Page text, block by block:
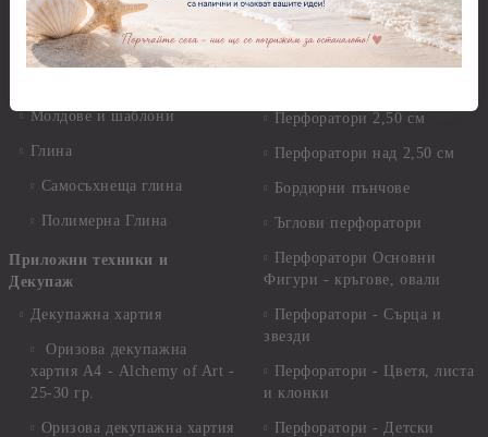
глина и полирезин
Пластични елементи
Молдове и шаблони
Глина
Самосъхнеща глина
Полимерна Глина
Приложни техники и
Декупаж
Декупажна хартия
Оризова декупажна
хартия А4 - Alchemy of Art -
25-30 гр.
Оризова декупажна хартия
целофан
Пънчове Перфоратори
Перфоратори 2,50 см
Перфоратори над 2,50 см
Бордюрни пънчове
Ъглови перфоратори
Перфоратори Основни
Фигури - кръгове, овали
Перфоратори - Сърца и
звезди
Перфоратори - Цветя, листа
и клонки
Перфоратори - Детски